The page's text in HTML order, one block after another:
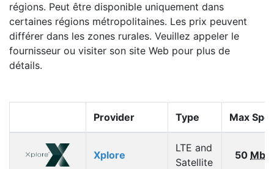
régions. Peut être disponible uniquement dans
certaines régions métropolitaines. Les prix peuvent
différer dans les zones rurales. Veuillez appeler le
fournisseur ou visiter son site Web pour plus de
détails.
Provider Type Max
Xplore
LTE and
Satellite
50